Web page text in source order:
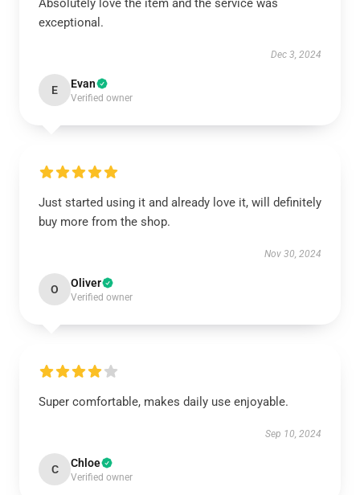
Absolutely love the item and the service was
exceptional.
Dec 3, 2024
E Evan
Verified owner
Just started using it and already love it, will definitely
buy more from the shop.
Nov 30, 2024
O Oliver
Verified owner
Super comfortable, makes daily use enjoyable.
Sep 10, 2024
C Chloe
Verified owner